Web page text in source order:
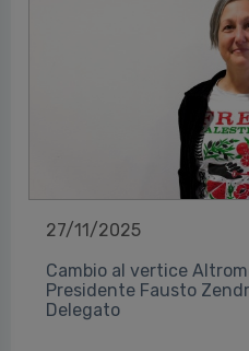
27/11/2025
Cambio al vertice
Presidente Fausto
Delegato